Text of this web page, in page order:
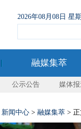
2026年08月08日 星
融媒集萃
公示公告 媒体
新闻中心 > 融媒集萃 >